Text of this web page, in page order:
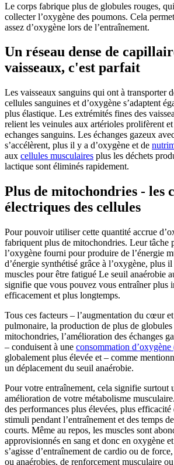
Le corps fabrique plus de globules rouges,
collecter l’oxygène des poumons. Cela
assez d’oxygène lors de l’entraînement.
Un réseau dense de
vaisseaux, c'est parfait
Les vaisseaux sanguins qui ont à transporter
cellules sanguines et d’oxygène s’adaptent
plus élastique. Les extrémités fines des
relient les veinules aux artérioles prolifèrent
echanges sanguins. Les échanges gazeux
s’accélèrent, plus il y a d’oxygène et de
aux cellules musculaires plus les déchets
lactique sont éliminés rapidement.
Plus de mitochondries - les
électriques des cellules
Pour pouvoir utiliser cette quantité accrue
fabriquent plus de mitochondries. Leur tâche
l’oxygène fourni pour produire de l’énergie
d’énergie synthétisé grâce à l’oxygène, plus
muscles pour être fatigué Le seuil anaérobie
signifie que vous pouvez vous entraîner plus
efficacement et plus longtemps.
Tous ces facteurs – l’augmentation du cœur
pulmonaire, la production de plus de globules
mitochondries, l’amélioration des échanges
– conduisent à une consommation
globalement plus élevée et – comme
un déplacement du seuil anaérobie.
Pour votre entraînement, cela signifie surtout
amélioration de votre métabolisme
des performances plus élevées, plus efficacité
stimuli pendant l’entraînement et des temps
courts. Même au repos, les muscles sont
approvisionnés en sang et donc en oxygène
s’agisse d’entraînement de cardio ou de
ou anaérobies, de renforcement musculaire